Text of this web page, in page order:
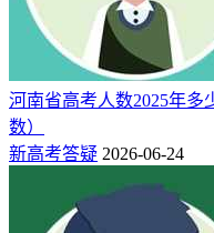
河南省高考人数2025年多
数）
新高考答疑 2026-06-24